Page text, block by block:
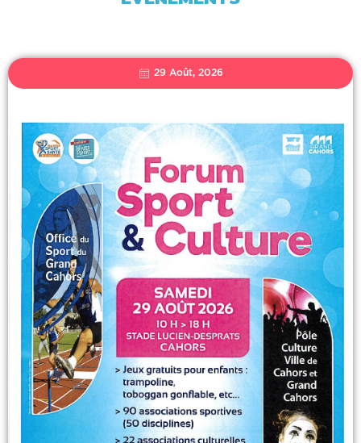
29 Août, 2026
FORUM DU
SPORT
FOROM DU SPORT ET DE LA
CULTURE